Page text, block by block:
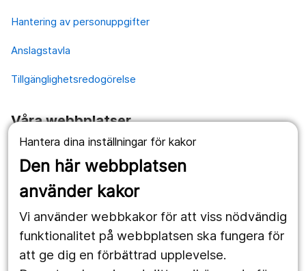
Hantera dina inställningar för kakor
Den här webbplatsen
använder kakor
Vi använder webbkakor för att viss nödvändig
funktionalitet på webbplatsen ska fungera för
att ge dig en förbättrad upplevelse.
Hantering av personuppgifter
Anslagstavla
Tillgänglighetsredogörelse
Våra webbplatser
1177.se
Länstrafiken
Utveckling